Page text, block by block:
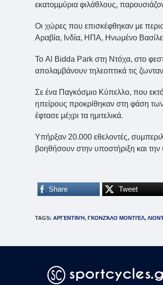
εκατομμύρια φιλάθλους,
Οι χώρες που επισκέφθηκαν με
Αραβία, Ινδία, ΗΠΑ, Ηνωμένο
Το Al Bidda Park στη Ντόχα, στο
απολαμβάνουν τηλεοπτικά τις
Σε ένα Παγκόσμιο Κύπελλο, που
ηπείρους προκρίθηκαν στη φάση
έφτασε μέχρι τα ημιτελικά.
Υπήρξαν 20.000 εθελοντές,
βοηθήσουν στην υποστήριξη και
Share Tweet
TAGS: ΑΡΓΕΝΤΙΝΉ, ΓΚΟΝΖΆΛΟ ΜΟΝΤΙΈΛ,